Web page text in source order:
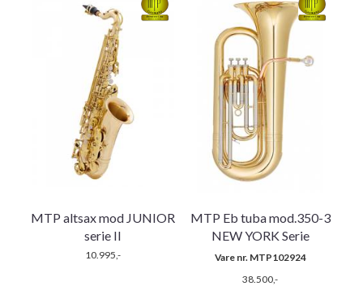
MTP altsax mod JUNIOR
serie II
10.995,-
MTP Eb tuba mod.350-3
NEW YORK Serie
Vare nr. MTP102924
38.500,-